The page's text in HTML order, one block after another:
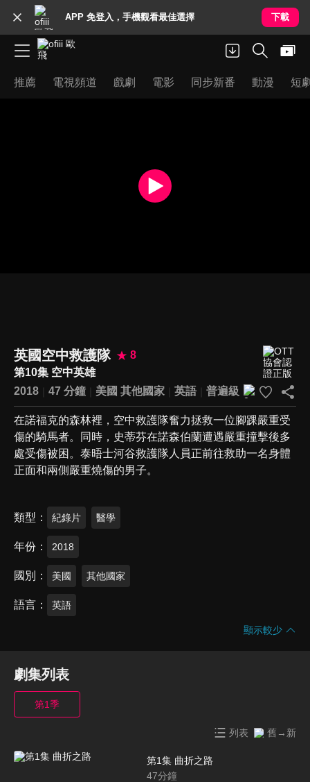
APP 免登入，手機觀看最佳選擇 下載
推薦 電視頻道 戲劇 電影 同步新番 動漫 短
英國空中救護隊
8
第10集 空中英雄
2018
47 分鐘 美國 其他國家 英語 普遍級
在諾福克的森林裡，空中救護隊奮力拯救一位腳踝嚴重受
傷的騎馬者。同時，史蒂芬在諾森伯蘭遭遇嚴重撞擊後多
處受傷被困。泰晤士河谷救護隊人員正前往救助一名身體
正面和兩側嚴重燒傷的男子。
類型 紀錄片 醫學
年份 2018
國別 美國 其他國家
語言 英語
顯示較少
劇集列表
第1季
列表 舊→新
第1集 曲折之路
47分鐘